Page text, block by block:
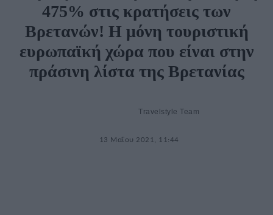
475% στις κρατήσεις των
Βρετανών! Η μόνη τουριστική
ευρωπαϊκή χώρα που είναι στην
πράσινη λίστα της Βρετανίας
Travelstyle Team
13 Μαΐου 2021, 11:44